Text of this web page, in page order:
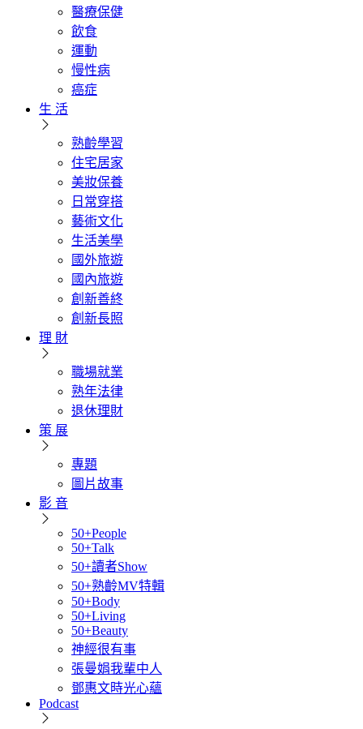
醫療保健
飲食
運動
慢性病
癌症
生 活
熟齡學習
住宅居家
美妝保養
日常穿搭
藝術文化
生活美學
國外旅遊
國內旅遊
創新善終
創新長照
理 財
職場就業
熟年法律
退休理財
策 展
專題
圖片故事
影 音
50+People
50+Talk
50+讀者Show
50+熟齡MV特輯
50+Body
50+Living
50+Beauty
神經很有事
張曼娟我輩中人
鄧惠文時光心蘊
Podcast